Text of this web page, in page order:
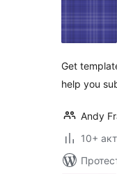
Get
help you
Andy
10+